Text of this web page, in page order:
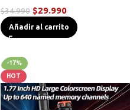
$34.990 $29.990
Añadir al carrito
-17%
HOT